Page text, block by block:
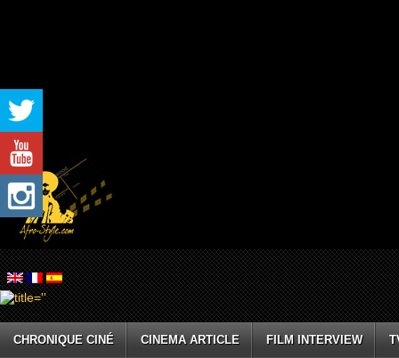
CHRONIQUE CINÉ CINEMA ARTICLE FILM INTERVIEW